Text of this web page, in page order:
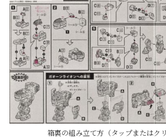
箱裏の組み立て方（タップまたはク